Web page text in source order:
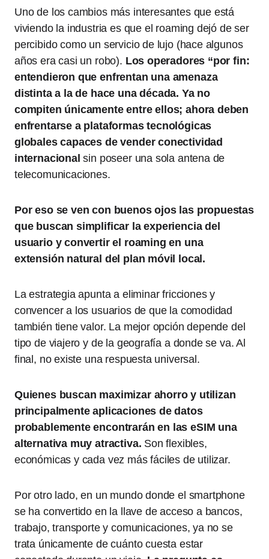
Uno de los cambios más interesantes que está
viviendo la industria es que el roaming dejó de ser
percibido como un servicio de lujo (hace algunos
años era casi un robo). Los operadores “por fin:
entendieron que enfrentan una amenaza
distinta a la de hace una década. Ya no
compiten únicamente entre ellos; ahora deben
enfrentarse a plataformas tecnológicas
globales capaces de vender conectividad
internacional sin poseer una sola antena de
telecomunicaciones.
Por eso se ven con buenos ojos las propuestas
que buscan simplificar la experiencia del
usuario y convertir el roaming en una
extensión natural del plan móvil local.
La estrategia apunta a eliminar fricciones y
convencer a los usuarios de que la comodidad
también tiene valor. La mejor opción depende del
tipo de viajero y de la geografía a donde se va. Al
final, no existe una respuesta universal.
Quienes buscan maximizar ahorro y utilizan
principalmente aplicaciones de datos
probablemente encontrarán en las eSIM una
alternativa muy atractiva. Son flexibles,
económicas y cada vez más fáciles de utilizar.
Por otro lado, en un mundo donde el smartphone
se ha convertido en la llave de acceso a bancos,
trabajo, transporte y comunicaciones, ya no se
trata únicamente de cuánto cuesta estar